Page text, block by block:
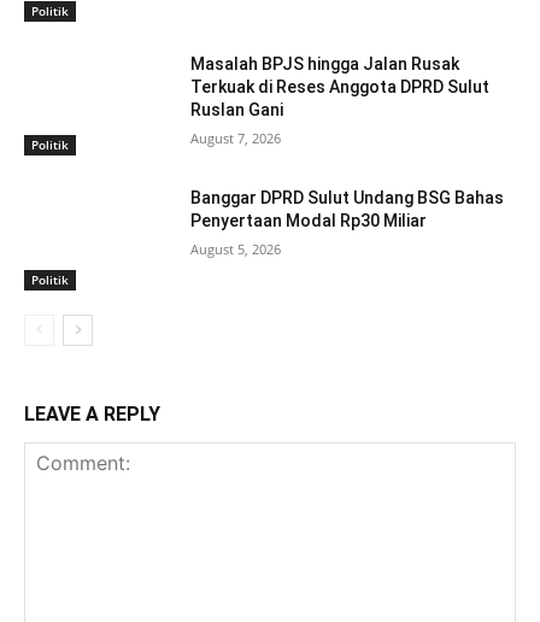
Politik
Politik
Masalah BPJS hingga Jalan Rusak
Terkuak di Reses Anggota DPRD Sulut
Ruslan Gani
August 7, 2026
Politik
Banggar DPRD Sulut Undang BSG Bahas
Penyertaan Modal Rp30 Miliar
August 5, 2026
LEAVE A REPLY